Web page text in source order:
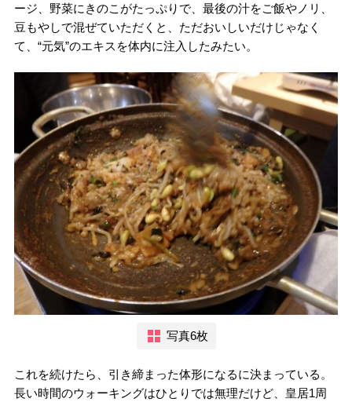
ージ、野菜にきのこがたっぷりで、最後の汁をご飯やノリ、
豆もやしで混ぜていただくと、ただおいしいだけじゃなく
て、“元気”のエキスを体内に注入したみたい。
写真6枚
これを続けたら、引き締まった体形になるに決まっている。
長い時間のウォーキングはひとりでは無理だけど、皇居1周